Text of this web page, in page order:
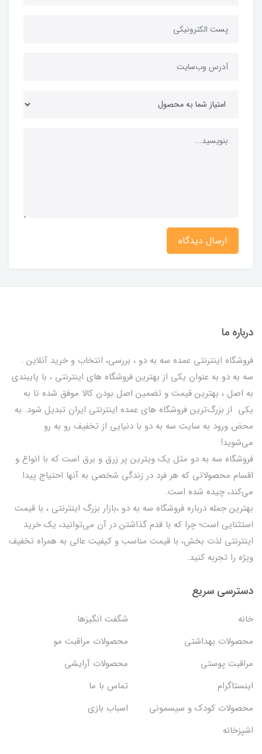
ارسال دیدگاه
درباره ما
فروشگاه اینترنتی عمده سه به دو ، بررسی، انتخاب و خرید آنلاین .
سه به دو به عنوان یکی از بهترين فروشگاه های اینترنتی ، با پایبندی
به اصل ، بهترين قيمت و تضمین اصل‌ بودن کالا موفق شده تا به
يكي از بزرگ‌ترين فروشگاه هاي عمده اینترنتی ایران تبدیل شود. به
محض ورود به سایت سه به دو با دنیایی از تخفيف رو به رو
می‌شوید!
فروشگاه سه به دو مثل یک ویترین پر زرق و برق است که با انواع و
اقسام محصولاتی که هر فرد در زندگی شخصی به آنها احتیاج پیدا
می‌کند، چیده شده است.
بهترين جمله درباره فروشگاه سه به دو ،بازار بزرگ اینترنتی ، با قيمت
استثنايي است؛ چرا که با قدم گذاشتن در آن می‌توانید، یک خرید
اینترنتی لذت بخش، با قیمت مناسب و کیفیت عالی به همراه تخفیف
ویژه را تجربه کنید.
دسترسی سریع
خانه
شگفت انگيزها
محصولات بهداشتي
محصولات مراقبت مو
مراقبت پوستی
محصولات آرایشی
اینستاگرام
تماس با ما
محصولات کودک و سیسمونی
اسباب بازی
اشپزخانه